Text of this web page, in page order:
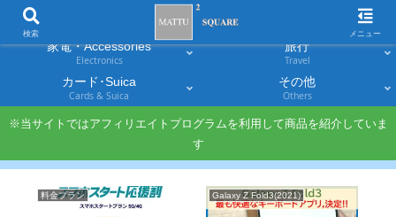
家電・Accessories
Electronics
旅行
Travel
カード･Suica
Cards & Suica
その他
Others
※当サイトではアフィリエイトプログラムを利用して商品を紹介していま
す
料金プラン Galaxy Z Fold3(2021)
検索 メニュー